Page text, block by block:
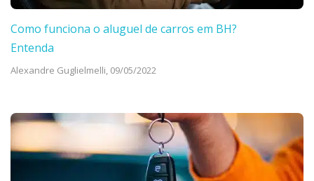
Como funciona o aluguel de carros em BH?
Entenda
Alexandre Guglielmelli, 09/05/2022